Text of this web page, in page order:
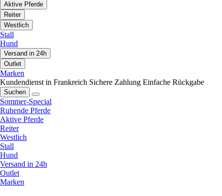
Aktive Pferde
Reiter
Westlich
Stall
Hund
Versand in 24h
Outlet
Marken
Kundendienst in Frankreich Sichere Zahlung Einfache Rückgabe
Suchen
Sommer-Special
Ruhende Pferde
Aktive Pferde
Reiter
Westlich
Stall
Hund
Versand in 24h
Outlet
Marken